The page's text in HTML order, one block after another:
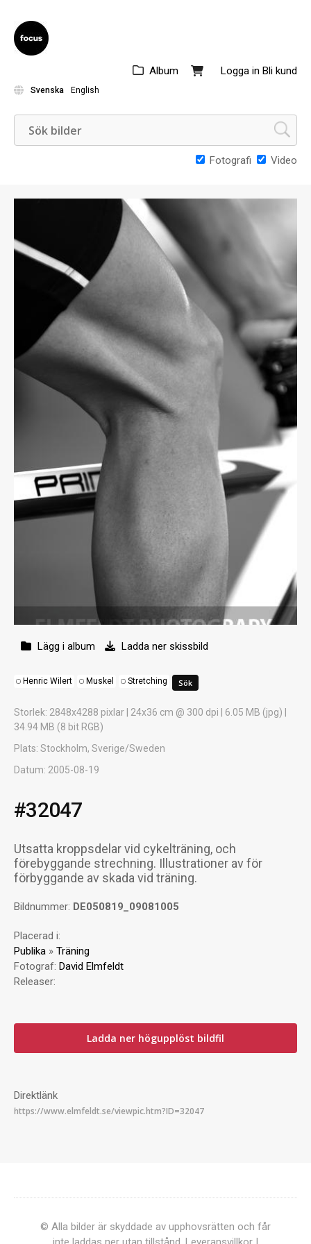
Logga in Bli kund
Album
Svenska English
Fotografi Video
Lägg i album Ladda ner skissbild
Henric Wilert Muskel Stretching
Storlek: 2848x4288 pixlar | 24x36 cm @ 300 dpi | 6.05 MB (jpg) |
34.94 MB (8 bit RGB)
Plats: Stockholm, Sverige/Sweden
Datum: 2005-08-19
#32047
Utsatta kroppsdelar vid cykelträning, och
förebyggande strechning. Illustrationer av för
förbyggande av skada vid träning.
Bildnummer: DE050819_09081005
Placerad i:
Publika » Träning
Fotograf: David Elmfeldt
Releaser:
Ladda ner högupplöst bildfil
Direktlänk
© Alla bilder är skyddade av upphovsrätten och får